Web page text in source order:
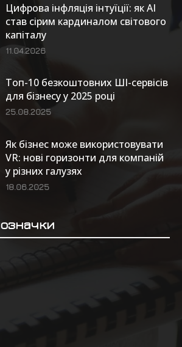
Цифрова інфляція інтуїції: як AI
став сірим кардиналом світового
капіталу
11.04.2026
Топ-10 безкоштовних ШІ-сервісів
для бізнесу у 2025 році
25.08.2025
Як бізнес може використовувати
VR: нові горизонти для компаній
у різних галузях
18.06.2025